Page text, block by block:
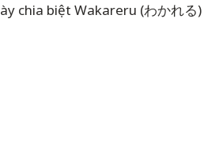
chia biệt Wakareru (わかれ